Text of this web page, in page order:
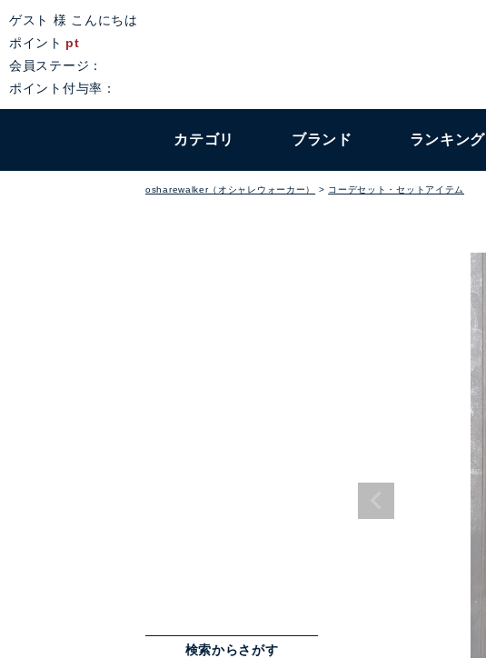
ゲスト 様 こんにちは
ポイント pt
会員ステージ：
ポイント付与率：
カテゴリ ブランド ランキング
osharewalker（オシャレウォーカー） コーデセット・セットアイテム
検索からさがす